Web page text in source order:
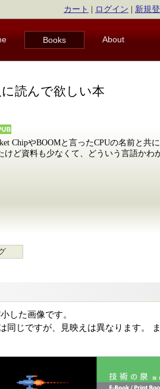
カート ログイン 新規
Books About
読んで欲しい本
ChipやBOOMと言ったCPUの名前と共
けど資料も少なくて、どういう言語か
した画像です。
同じですが、見映えは異なります。